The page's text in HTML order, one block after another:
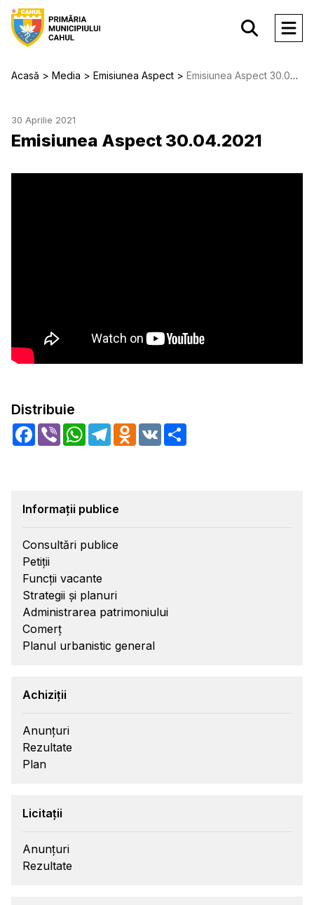
Acasă Media Emisiunea Aspect Emisiunea Aspect 30.04.2021
30 Aprilie 2021
Emisiunea Aspect 30.04.2021
Distribuie
Facebook
Viber WhatsApp
TelegramOdnoklassniki
VK
Informații publice
Consultări publice
Petiții
Funcții vacante
Strategii și planuri
Administrarea patrimoniului
Comerț
Planul urbanistic general
Achiziții
Anunțuri
Rezultate
Plan
Licitații
Anunțuri
Rezultate